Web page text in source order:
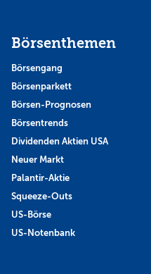
Börsenthemen
Börsengang
Börsenparkett
Börsen-Prognosen
Börsentrends
Dividenden Aktien USA
Neuer Markt
Palantir-Aktie
Squeeze-Outs
US-Börse
US-Notenbank